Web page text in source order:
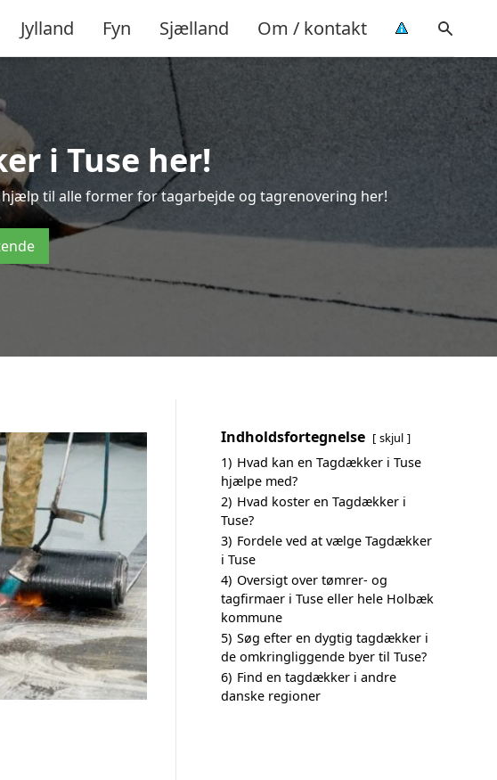
Jylland Fyn Sjælland Om / kontakt
i Tuse her!
til alle former for tagarbejde og tagrenovering her!
Indholdsfortegnelse skjul
1) Hvad kan en Tagdækker i Tuse
hjælpe med?
2) Hvad koster en Tagdækker i
Tuse?
3) Fordele ved at vælge Tagdækker
i Tuse
4) Oversigt over tømrer- og
tagfirmaer i Tuse eller hele Holbæk
kommune
5) Søg efter en dygtig tagdækker i
de omkringliggende byer til Tuse?
6) Find en tagdækker i andre
danske regioner